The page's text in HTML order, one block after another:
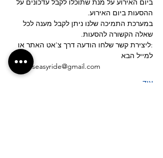
ביום האירוע על מנת שתוכלו לקבל עדכונים על
ההסעות ביום האירוע.
במערכת התמיכה שלנו ניתן לקבל מענה לכל
שאלה הקשורה להסעות.
:ליצירת קשר שלחו הודעה דרך צ'אט האתר או
למייל הבא
shuttleseasyride@gmail.com
עוד